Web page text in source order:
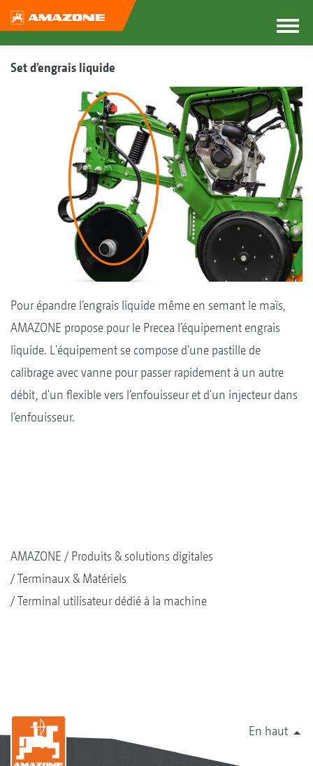
Set d’engrais liquide
Pour épandre l’engrais liquide même en semant le maïs,
AMAZONE propose pour le Precea l’équipement engrais
liquide. L'équipement se compose d'une pastille de
calibrage avec vanne pour passer rapidement à un autre
débit, d'un flexible vers l’enfouisseur et d'un injecteur dans
l’enfouisseur.
AMAZONE
Produits & solutions digitales
Terminaux & Matériels
Terminal utilisateur dédié à la machine
En haut